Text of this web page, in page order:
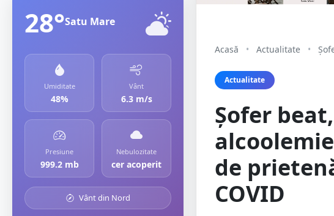
28°Satu Mare
Umiditate
48%
Vânt
6.3 m/s
Presiune
999.2 mb
Nebulozitate
cer acoperit
Vânt din Nord
Acasă • Actualitate •
Actualitate
Șofer
de
COVID